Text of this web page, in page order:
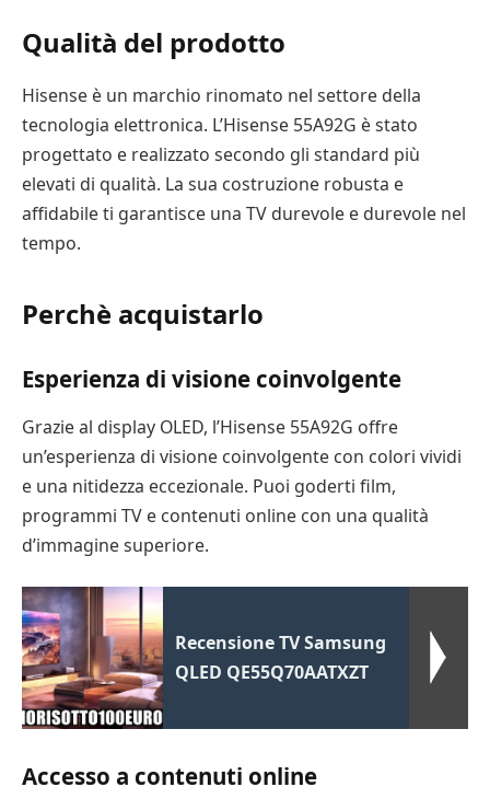
Qualità del prodotto
Hisense è un marchio rinomato nel settore della
tecnologia elettronica. L’Hisense 55A92G è stato
progettato e realizzato secondo gli standard più
elevati di qualità. La sua costruzione robusta e
affidabile ti garantisce una TV durevole e durevole nel
tempo.
Perchè acquistarlo
Esperienza di visione coinvolgente
Grazie al display OLED, l’Hisense 55A92G offre
un’esperienza di visione coinvolgente con colori vividi
e una nitidezza eccezionale. Puoi goderti film,
programmi TV e contenuti online con una qualità
d’immagine superiore.
Recensione TV Samsung
QLED QE55Q70AATXZT
Accesso a contenuti online